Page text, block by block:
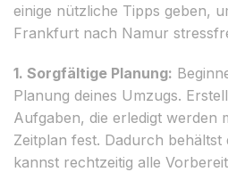
einige nützliche Tipps geben,
Frankfurt nach Namur
1. Sorgfältige Planung:
Planung deines Umzugs.
Aufgaben, die erledigt werden
Zeitplan fest. Dadurch
kannst rechtzeitig alle